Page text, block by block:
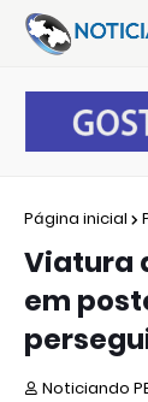
Página inicial
Viatura
em
Noticiando